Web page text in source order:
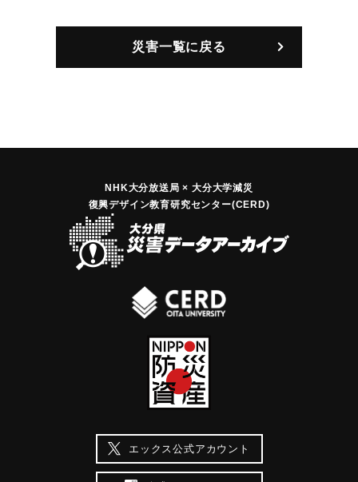
災害一覧に戻る
NHK大分放送局 × 大分大学減災
復興デザイン教育研究センター(CERD)
エックス公式アカウント